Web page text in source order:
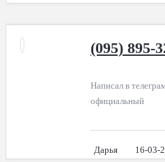
(095) 895-
Написал в
официальный
Дарья 16-03-